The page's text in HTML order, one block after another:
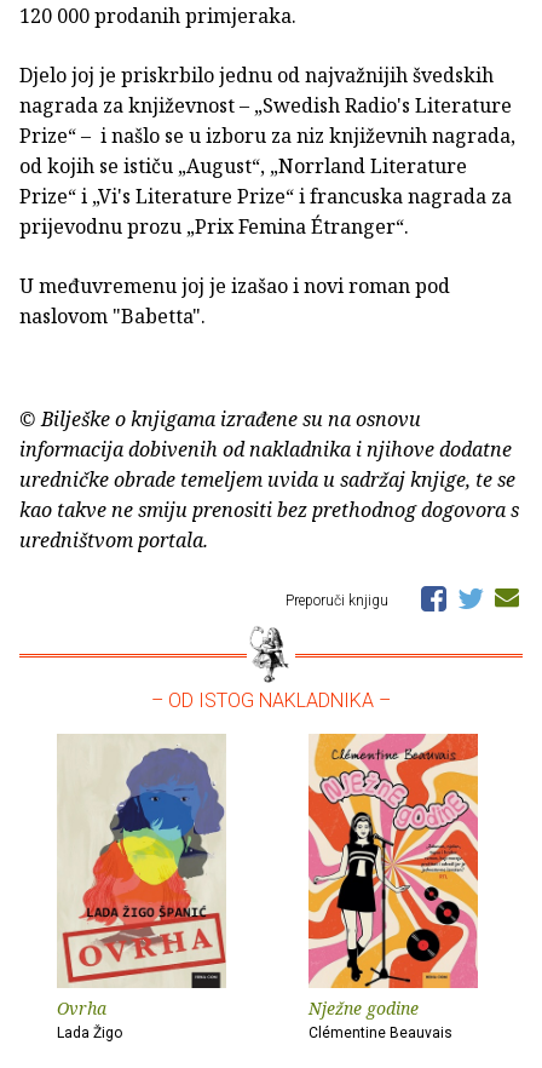
120 000 prodanih primjeraka.
Djelo joj je priskrbilo jednu od najvažnijih švedskih
nagrada za književnost – „Swedish Radio's Literature
Prize“ – i našlo se u izboru za niz književnih nagrada,
od kojih se ističu „August“, „Norrland Literature
Prize“ i „Vi's Literature Prize“ i francuska nagrada za
prijevodnu prozu „Prix Femina Étranger“.
U međuvremenu joj je izašao i novi roman pod
naslovom "Babetta".
© Bilješke o knjigama izrađene su na osnovu
informacija dobivenih od nakladnika i njihove dodatne
uredničke obrade temeljem uvida u sadržaj knjige, te se
kao takve ne smiju prenositi bez prethodnog dogovora s
uredništvom portala.
Preporuči knjigu
– OD ISTOG NAKLADNIKA –
Ovrha
Lada Žigo
Nježne godine
Clémentine Beauvais